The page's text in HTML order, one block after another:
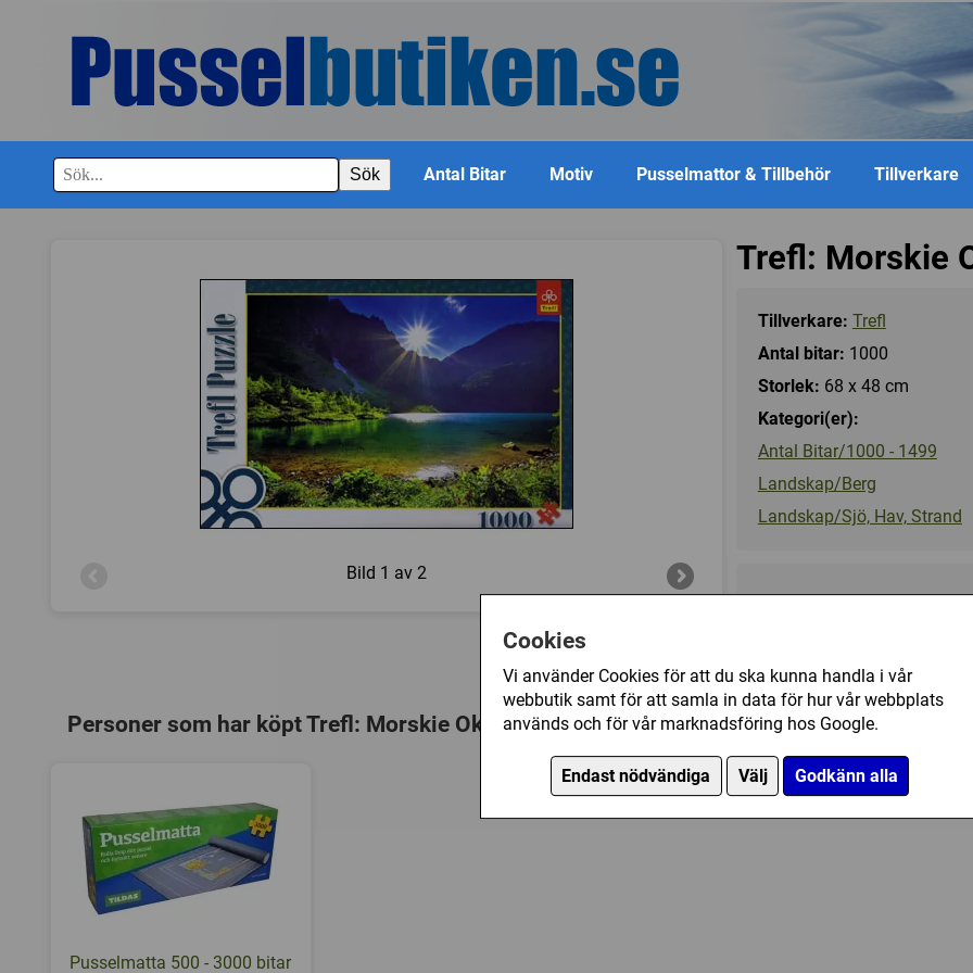
Cookies
Vi använder Cookies för att du ska kunna handla i vår
webbutik samt för att samla in data för hur vår webbplats
används och för vår marknadsföring hos Google.
Endast nödvändiga Välj Godkänn alla
Sök Antal Bitar Motiv Pusselmattor & Tillbehör Tillverkare
Bild 1 av 2
Trefl: Morskie
Tillverkare: Trefl
Antal bitar: 1000
Storlek: 68 x 48 cm
Kategori(er):
Antal Bitar/1000 - 1499
Landskap/Berg
Landskap/Sjö, Hav, Strand
149 kr
Ej tillgänglig
Personer som har köpt Trefl: Morskie Oko Lake, the Tatras (1000) har också köpt
Pusselmatta 500 - 3000 bitar